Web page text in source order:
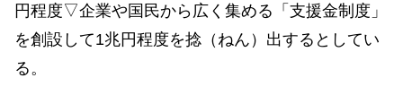
円程度▽企業や国民から広く集める「支援金制度」
を創設して1兆円程度を捻（ねん）出するとしてい
る。